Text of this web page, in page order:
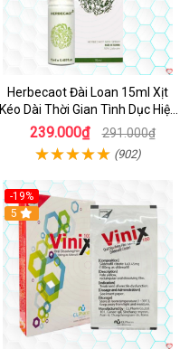
Herbecaot Đài Loan 15ml Xịt
Kéo Dài Thời Gian Tình Dục Hiệu
Quả
239.000₫ 291.000₫
(902)
-19%
5